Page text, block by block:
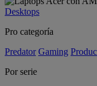
Desktops
Pro categoría
Predator Gaming
Por serie